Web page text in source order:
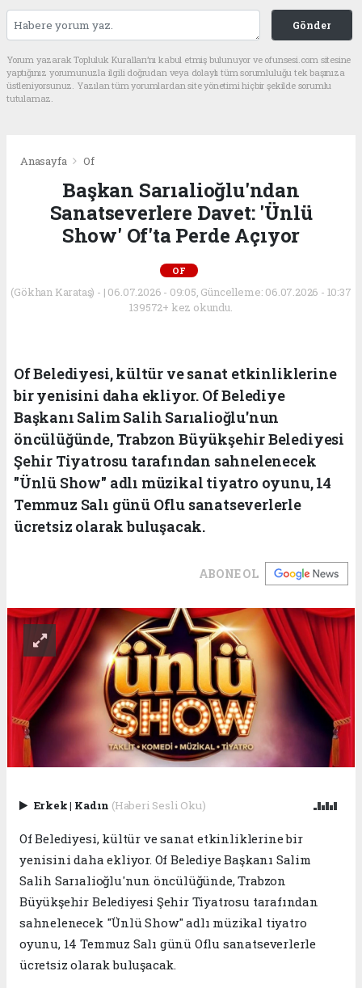
Gönder
Yorum yazarak Topluluk Kuralları’nı kabul etmiş bulunuyor ve ofunsesi.com sitesine
yaptığınız yorumunuzla ilgili doğrudan veya dolaylı tüm sorumluluğu tek başınıza
üstleniyorsunuz. Yazılan tüm yorumlardan site yönetimi hiçbir şekilde sorumlu
tutulamaz.
Anasayfa Of
Başkan Sarıalioğlu'ndan
Sanatseverlere Davet: 'Ünlü
Show' Of'ta Perde Açıyor
OF
(Gökhan Karataş) - | 06.07.2026 - 09:05, Güncelleme: 06.07.2026 - 10:37
139572+ kez okundu.
Of Belediyesi, kültür ve sanat etkinliklerine
bir yenisini daha ekliyor. Of Belediye
Başkanı Salim Salih Sarıalioğlu'nun
öncülüğünde, Trabzon Büyükşehir Belediyesi
Şehir Tiyatrosu tarafından sahnelenecek
"Ünlü Show" adlı müzikal tiyatro oyunu, 14
Temmuz Salı günü Oflu sanatseverlerle
ücretsiz olarak buluşacak.
ABONE OL
Erkek| Kadın (Haberi Sesli Oku)
Of Belediyesi, kültür ve sanat etkinliklerine bir
yenisini daha ekliyor. Of Belediye Başkanı Salim
Salih Sarıalioğlu'nun öncülüğünde, Trabzon
Büyükşehir Belediyesi Şehir Tiyatrosu tarafından
sahnelenecek "Ünlü Show" adlı müzikal tiyatro
oyunu, 14 Temmuz Salı günü Oflu sanatseverlerle
ücretsiz olarak buluşacak.